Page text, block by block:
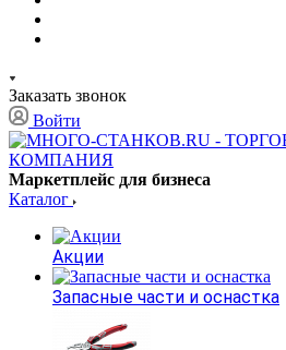
Заказать звонок
Войти
Маркетплейс для бизнеса
Каталог
Акции
Запасные части и оснастка